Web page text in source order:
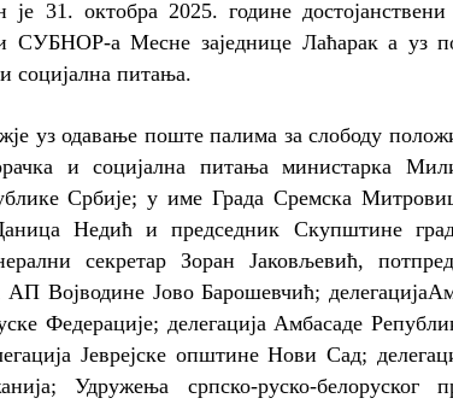
је 31. октобра 2025. године
СУБНОР-а Месне заједнице Лаћарак а уз
социјална питања.
уз одавање поште палима за слободу
и социјална питања министарка
Србије; у име Града Сремска
Недић и председник Скупштине
секретар Зоран Јаковљевић,
Војводине Јово Барошевчић;
Федерације; делегација Амбасаде
Јеврејске општине Нови Сад;
Удружења српско-руско-белоруског